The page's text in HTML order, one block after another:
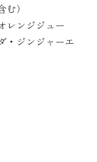
）
レンジジュー
・ジンジャーエ